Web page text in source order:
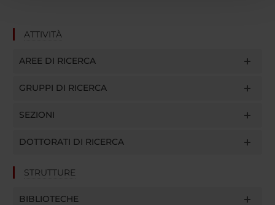
raccolto dal tuo utilizzo dei loro servizi.
ATTIVITÀ
AREE DI RICERCA
GRUPPI DI RICERCA
SEZIONI
DOTTORATI DI RICERCA
STRUTTURE
BIBLIOTECHE